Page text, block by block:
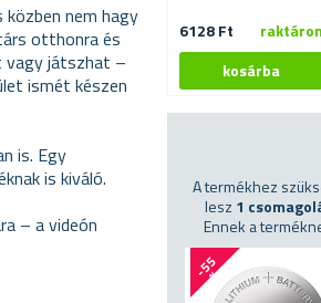
nem hagy
otthonra és
vagy játszhat –
ismét készen
is. Egy
is kiváló.
– a videón
6128 Ft raktáron
A termékhez
lesz 1
Ennek a
-
5
5
%